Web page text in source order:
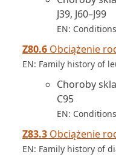
J39, J60–J99
EN:
Z80.6 Obciążenie
EN: Family history of
Choroby
C95
EN:
Z83.3 Obciążenie
EN: Family history of